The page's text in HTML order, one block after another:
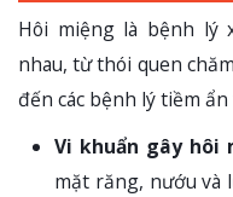
Hôi miệng là bệnh lý
nhau, từ thói quen
đến các bệnh lý tiềm
Vi khuẩn gây hôi
mặt răng, nướu và